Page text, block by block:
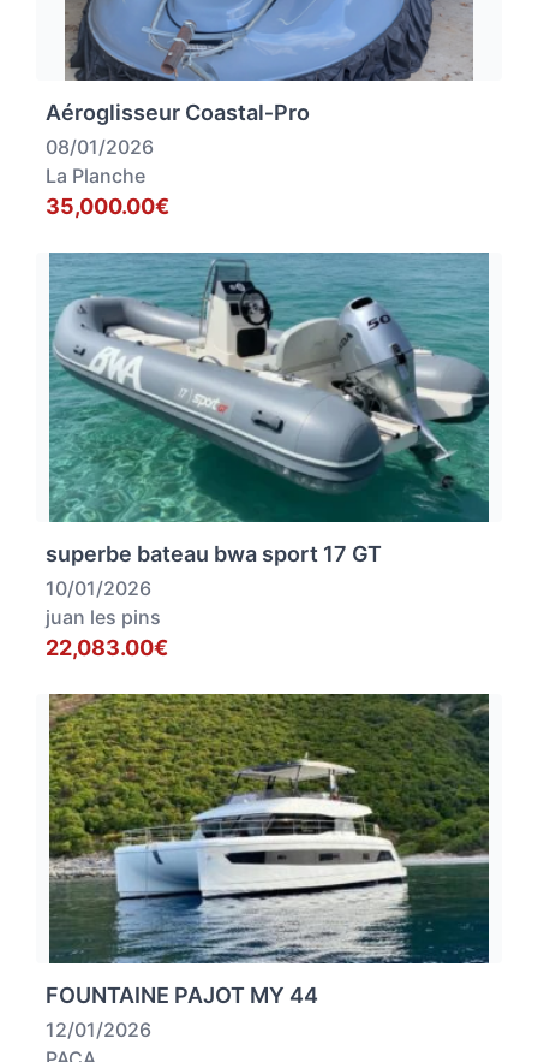
Aéroglisseur Coastal‑Pro
08/01/2026
La Planche
35,000.00€
superbe bateau bwa sport 17 GT
10/01/2026
juan les pins
22,083.00€
FOUNTAINE PAJOT MY 44
12/01/2026